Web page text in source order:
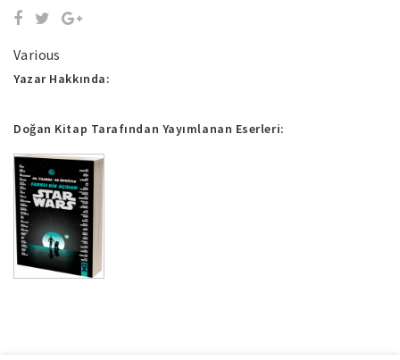
Various
Yazar Hakkında:
Doğan Kitap Tarafından Yayımlanan Eserleri: